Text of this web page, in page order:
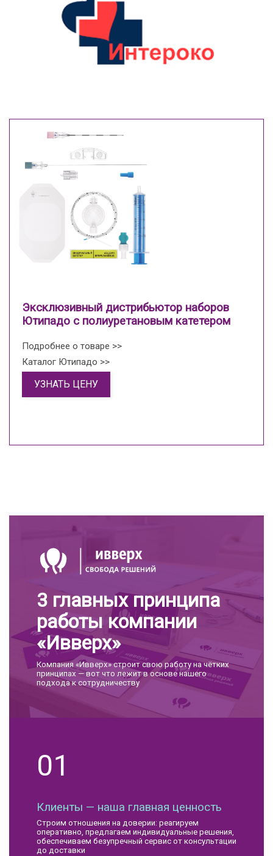
Эксклюзивный дистрибьютор наборов
Ютипадо с полиуретановым катетером
Подробнее о товаре >>
Каталог Ютипадо >>
УЗНАТЬ ЦЕНУ
3 главных принципа
работы компании
«Ивверх»
Компания «Ивверх» строит свою работу на чётких
принципах — вот что лежит в основе нашего
подхода к сотрудничеству
01
Клиенты — наша главная ценность
Строим отношения на доверии: реагируем
оперативно, предлагаем индивидуальные решения,
обеспечиваем безупречный сервис от консультации
до доставки